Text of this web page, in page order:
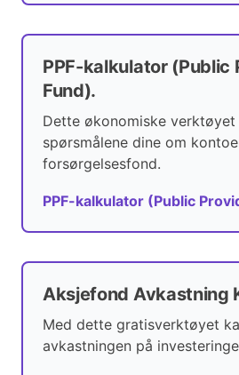
PPF-kalkulator (Public
Fund).
Dette økonomiske
spørsmålene dine om
forsørgelsesfond.
PPF-kalkulator (Public
Aksjefond Avkastning
Med dette gratisverktøyet
avkastningen på